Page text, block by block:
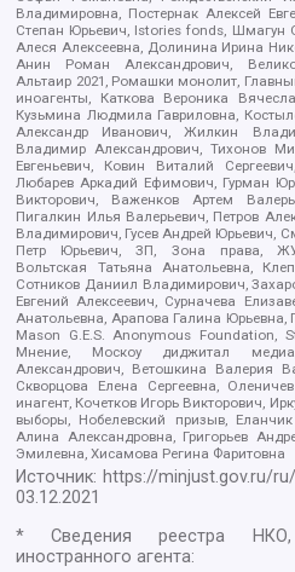
Владимировна, Постернак Алексей
Степан Юрьевич, Istories fonds, Шмагун
Алеся Алексеевна, Долинина Ирина
Анин Роман Александрович,
Альтаир 2021, Ромашки монолит,
иноагенты, Каткова Вероника
Кузьмина Людмила Гавриловна,
Александр Иванович, Жилкин
Владимир Александрович, Тихонов
Евгеньевич, Ковин Виталий
Любарев Аркадий Ефимович, Гурман
Викторович, Важенков Артем
Пигалкин Илья Валерьевич, Петров
Владимирович, Гусев Андрей Юрьевич,
Петр Юрьевич, ЗП, Зона права,
Вольтская Татьяна Анатольевна,
Сотников Даниил Владимирович,
Евгений Алексеевич, Сурначева
Анатольевна, Арапова Галина
Mason G.E.S. Anonymous Foundation,
Мнение, Москоу диджитал
Александрович, Ветошкина Валерия
Скворцова Елена Сергеевна,
инагент, Кочетков Игорь Викторович,
выборы, Нобелевский призыв,
Алина Александровна, Григорьев
Эмилевна, Хисамова Регина Фаритовна
Источник: https://minjust.gov.ru/
03.12.2021
* Сведения реестра НКО,
иностранного агента: